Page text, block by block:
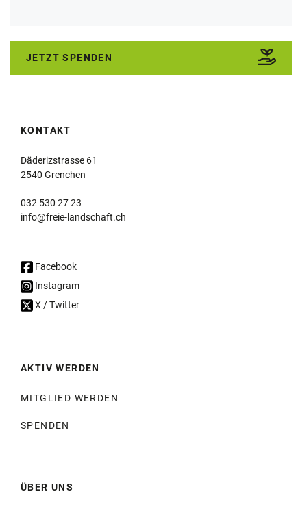
JETZT SPENDEN
KONTAKT
Däderizstrasse 61
2540 Grenchen
032 530 27 23
info@freie-landschaft.ch
Facebook
Instagram
X / Twitter
AKTIV WERDEN
MITGLIED WERDEN
SPENDEN
ÜBER UNS